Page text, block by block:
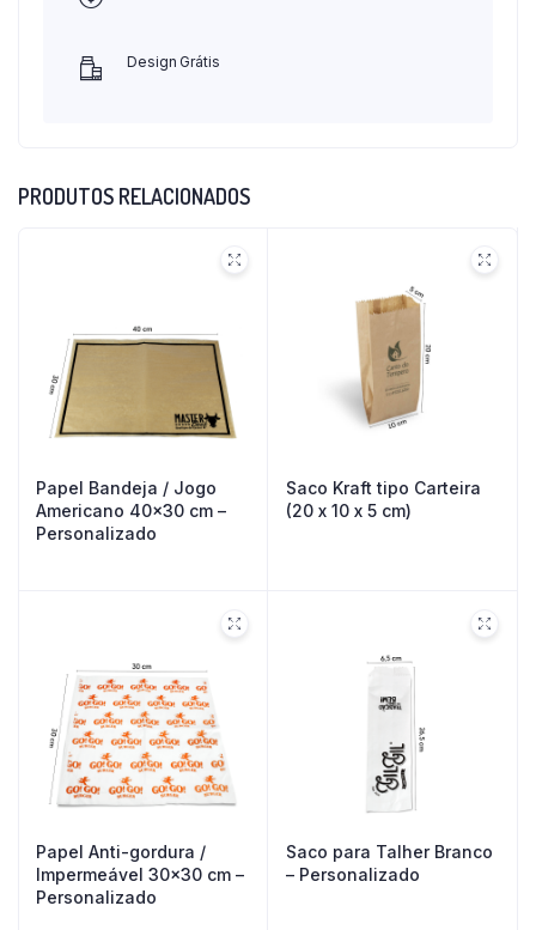
Design Grátis
PRODUTOS RELACIONADOS
Papel Bandeja / Jogo
Americano 40×30 cm –
Personalizado
Saco Kraft tipo Carteira
(20 x 10 x 5 cm)
Papel Anti-gordura /
Impermeável 30×30 cm –
Personalizado
Saco para Talher Branco
– Personalizado